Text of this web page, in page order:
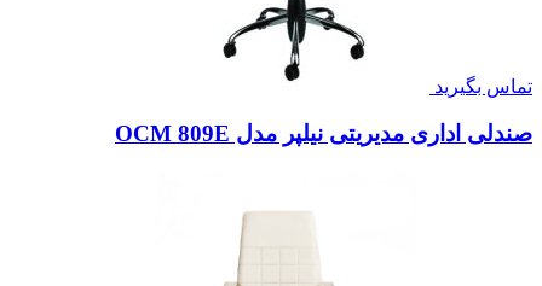
تماس بگیرید
صندلی اداری مدیریتی نیلپر مدل OCM 809E